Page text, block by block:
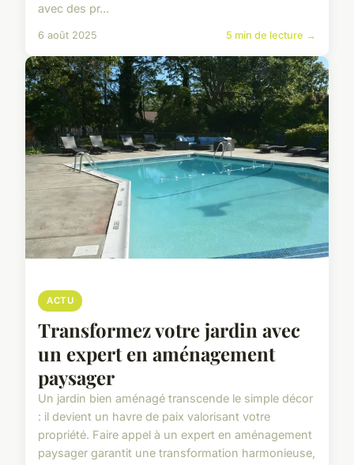
avec des pr...
6 août 2025 5 min de lecture →
ACTU
Transformez votre jardin avec
un expert en aménagement
paysager
Un jardin bien aménagé transcende le simple décor
: il devient un havre de paix valorisant votre
propriété. Faire appel à un expert en aménagement
paysager garantit une transformation harmonieuse,